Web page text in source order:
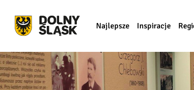
Najlepsze Inspiracje